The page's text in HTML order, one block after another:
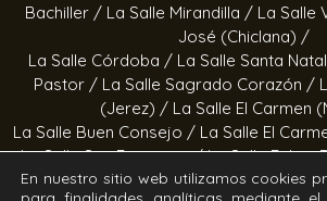
Bachiller / La Salle Mirandilla / La Salle
José (Chiclana) /
La Salle Córdoba / La Salle Santa
Pastor / La Salle Sagrado Corazón /
(Jerez) / La Salle El Carmen
La Salle Buen Consejo / La Salle El
La Salle San Francisco /La Salle Felipe
Purísima
En nuestro sitio web utilizamos cookies